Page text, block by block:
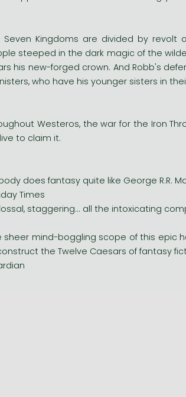
Seven Kingdoms are divided by
steeped in the dark magic of the
his new-forged crown. And Robb's
who have his younger sisters in
Westeros, the war for the Iron
to claim it.
does fantasy quite like George R.R.
Times
staggering... all the intoxicating
sheer mind-boggling scope of this epic
the Twelve Caesars of fantasy